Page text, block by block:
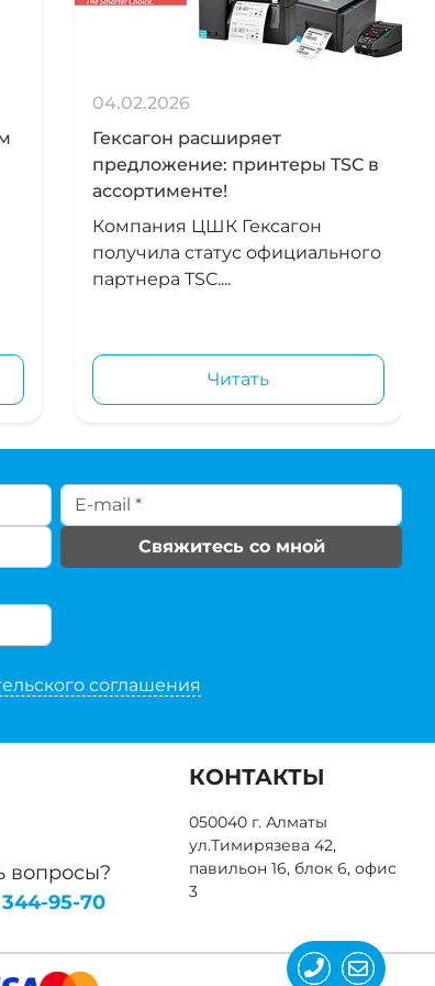
04.02.2026
Гексагон расширяет
предложение: принтеры TSC в
ассортименте!
Компания ЦШК Гексагон
получила статус официального
партнера TSC....
Читать
Свяжитесь со мной
соглашения
вопросы?
344-95-70
КОНТАКТЫ
050040 г. Алматы
ул.Тимирязева 42,
павильон 16, блок 6, офис
3